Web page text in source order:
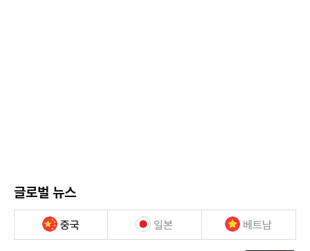
글로벌 뉴스
중국 일본 베트남